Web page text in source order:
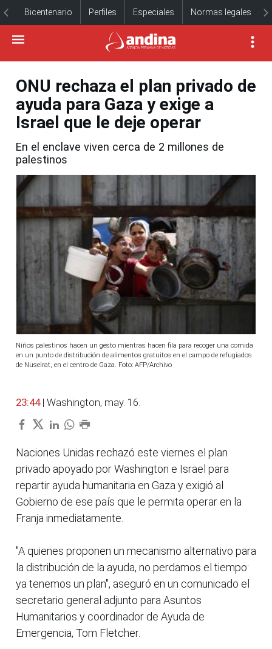
Bicentenario Perfiles Especiales Normas legales
ONU rechaza el plan privado de
ayuda para Gaza y exige a
Israel que le deje operar
En el enclave viven cerca de 2 millones de
palestinos
Niños palestinos hacen un gesto mientras hacen fila para recoger una comida
en un punto de distribución de alimentos gratuitos en el campo de refugiados
de Nuseirat, en el centro de Gaza. Foto: AFP/Archivo
23:44 | Washington, may. 16.
Naciones Unidas rechazó este viernes el plan
privado apoyado por Washington e Israel para
repartir ayuda humanitaria en Gaza y exigió al
Gobierno de ese país que le permita operar en la
Franja inmediatamente.
"A quienes proponen un mecanismo alternativo para
la distribución de la ayuda, no perdamos el tiempo:
ya tenemos un plan", aseguró en un comunicado el
secretario general adjunto para Asuntos
Humanitarios y coordinador de Ayuda de
Emergencia, Tom Fletcher.